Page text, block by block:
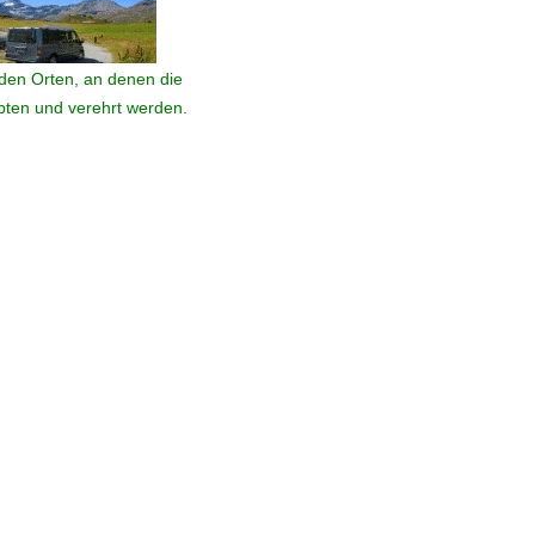
Orten, an denen die
und verehrt werden.